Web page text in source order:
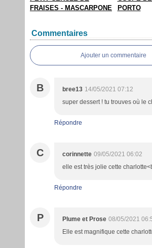
FRAISES - MASCARPONE
PORTO
Commentaires
Ajouter un commentaire
B bree13 14/05/2021 07:12
super dessert ! tu trouves où le
Répondre
C corinnette 09/05/2021 06:02
elle est très jolie cette
Répondre
P Plume et Prose 08/05/2021
Elle est magnifique cette